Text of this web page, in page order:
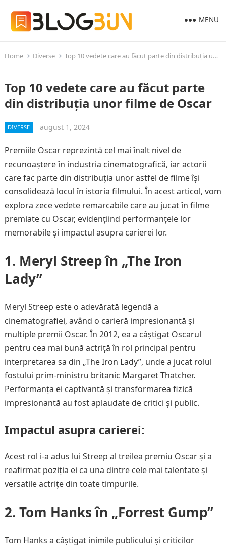
MENU
Home Diverse Top 10 vedete care au făcut parte din distribuția unor filme de Oscar
Top 10 vedete care au făcut parte
din distribuția unor filme de Oscar
DIVERSE august 1, 2024
Premiile Oscar reprezintă cel mai înalt nivel de
recunoaștere în industria cinematografică, iar actorii
care fac parte din distribuția unor astfel de filme își
consolidează locul în istoria filmului. În acest articol, vom
explora zece vedete remarcabile care au jucat în filme
premiate cu Oscar, evidențiind performanțele lor
memorabile și impactul asupra carierei lor.
1. Meryl Streep în „The Iron
Lady”
Meryl Streep este o adevărată legendă a
cinematografiei, având o carieră impresionantă și
multiple premii Oscar. În 2012, ea a câștigat Oscarul
pentru cea mai bună actriță în rol principal pentru
interpretarea sa din „The Iron Lady”, unde a jucat rolul
fostului prim-ministru britanic Margaret Thatcher.
Performanța ei captivantă și transformarea fizică
impresionantă au fost aplaudate de critici și public.
Impactul asupra carierei:
Acest rol i-a adus lui Streep al treilea premiu Oscar și a
reafirmat poziția ei ca una dintre cele mai talentate și
versatile actrițe din toate timpurile.
2. Tom Hanks în „Forrest Gump”
Tom Hanks a câștigat inimile publicului și criticilor